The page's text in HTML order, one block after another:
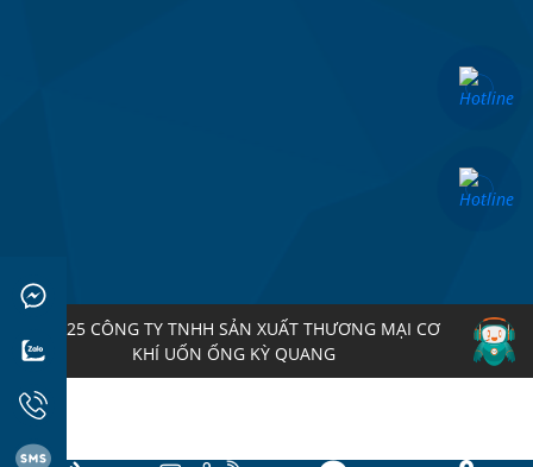
© 2025 CÔNG TY TNHH SẢN XUẤT THƯƠNG MẠI CƠ
KHÍ UỐN ỐNG KỲ QUANG